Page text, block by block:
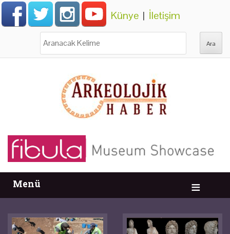
Künye | İletişim
Menü